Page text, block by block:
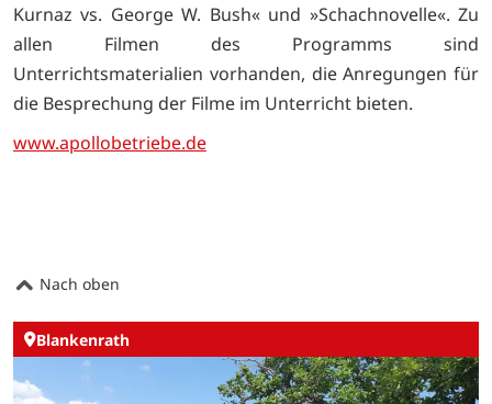
Kurnaz vs. George W. Bush« und »Schachnovelle«. Zu
allen Filmen des Programms sind
Unterrichtsmaterialien vorhanden, die Anregungen für
die Besprechung der Filme im Unterricht bieten.
www.apollobetriebe.de
Nach oben
Blankenrath